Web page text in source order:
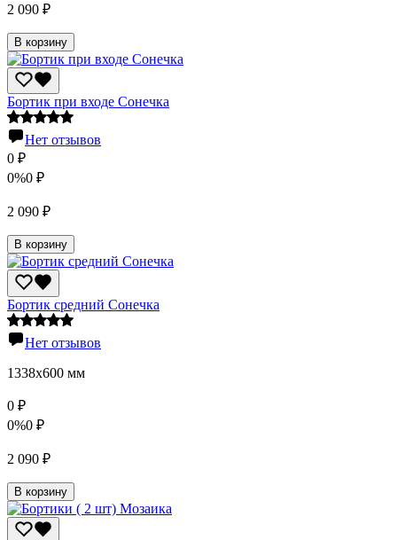
2 090 ₽
В корзину
Бортик при входе Сонечка
Нет отзывов
0 ₽
0%0 ₽
2 090 ₽
В корзину
Бортик средний Сонечка
Нет отзывов
1338х600 мм
0 ₽
0%0 ₽
2 090 ₽
В корзину